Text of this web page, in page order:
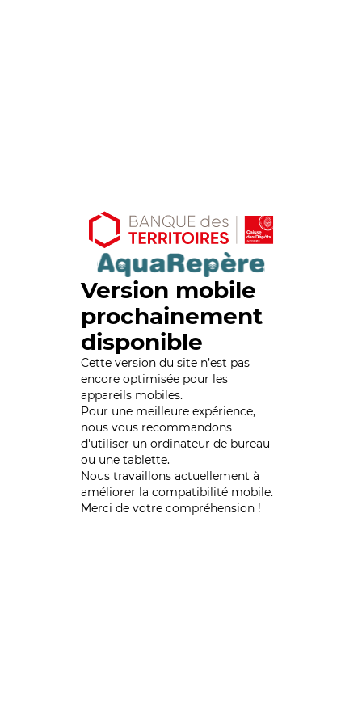
Version mobile
prochainement
disponible
Cette version du site n’est pas
encore optimisée pour les
appareils mobiles.
Pour une meilleure expérience,
nous vous recommandons
d'utiliser un ordinateur de bureau
ou une tablette.
Nous travaillons actuellement à
améliorer la compatibilité mobile.
Merci de votre compréhension !